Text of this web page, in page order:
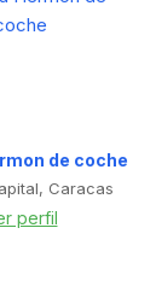
de coche
Caracas
perfil